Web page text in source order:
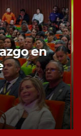
de
la
predios